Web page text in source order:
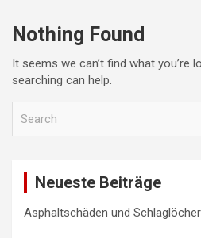
Nothing Found
It seems we can’t find what you’re
searching can help.
Neueste Beiträge
Asphaltschäden und